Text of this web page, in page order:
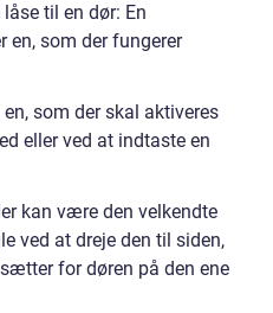
til en dør: En
en, som der fungerer
som der skal aktiveres
eller ved at indtaste en
kan være den velkendte
ved at dreje den til siden,
for døren på den ene